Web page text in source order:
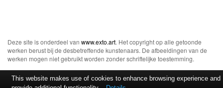
Deze site is onderdeel van www.exto.art. Het copyright op alle getoonde
werken berust bij de desbetreffende kunstenaars. De afbeeldingen van de
werken mogen niet gebruikt worden zonder schriftelijke toestemming.
This website makes use of cookies to enhance browsing experience and